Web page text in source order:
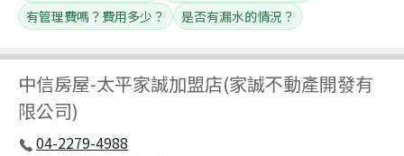
中信房屋-太平家誠加盟店(家誠不動產開發有
限公司)
04-2279-4988
有管理費嗎？費用多少？
是否有漏水的情況？